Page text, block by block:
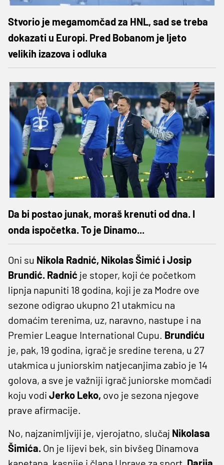
Stvorio je megamomčad za HNL, sad se treba
dokazati u Europi. Pred Bobanom je ljeto
velikih izazova i odluka
Da bi postao junak, moraš krenuti od dna. I
onda ispočetka. To je Dinamo...
Oni su Nikola Radnić, Nikolas Šimić i Josip
Brundić. Radnić je stoper, koji će početkom
lipnja napuniti 18 godina, koji je za Modre ove
sezone odigrao ukupno 21 utakmicu na
domaćim terenima, uz, naravno, nastupe i na
Premier League International Cupu. Brundiću
je, pak, 19 godina, igrač je sredine terena, u 27
utakmica u juniorskim natjecanjima zabio je 14
golova, a sve je važniji igrač juniorske momčadi
koju vodi Jerko Leko, ovo je sezona njegove
prave afirmacije.
No, najzanimljviji je, vjerojatno, slučaj Nikolasa
Šimića. On je lijevi bek, sin bivšeg Dinamova